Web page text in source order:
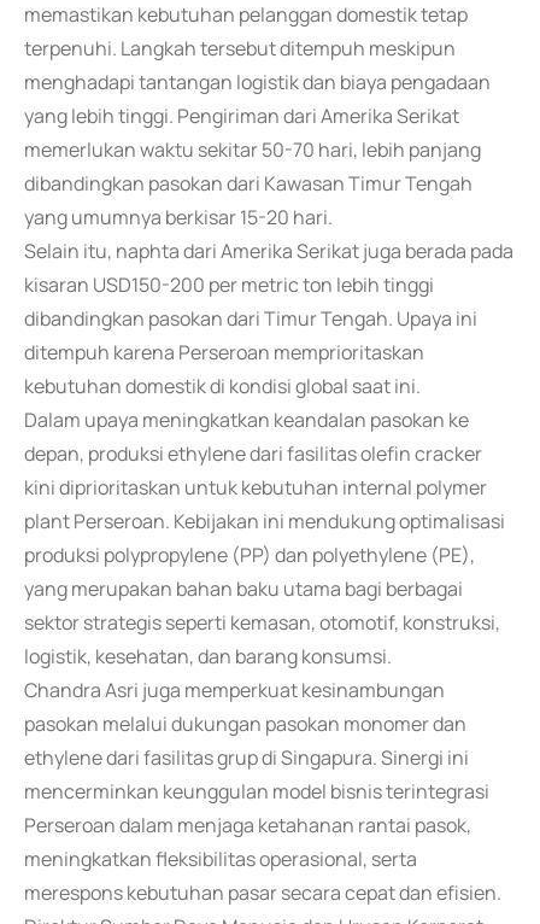
memastikan kebutuhan pelanggan domestik tetap
terpenuhi. Langkah tersebut ditempuh meskipun
menghadapi tantangan logistik dan biaya pengadaan
yang lebih tinggi. Pengiriman dari Amerika Serikat
memerlukan waktu sekitar 50-70 hari, lebih panjang
dibandingkan pasokan dari Kawasan Timur Tengah
yang umumnya berkisar 15-20 hari.
Selain itu, naphta dari Amerika Serikat juga berada pada
kisaran USD150-200 per metric ton lebih tinggi
dibandingkan pasokan dari Timur Tengah. Upaya ini
ditempuh karena Perseroan memprioritaskan
kebutuhan domestik di kondisi global saat ini.
Dalam upaya meningkatkan keandalan pasokan ke
depan, produksi ethylene dari fasilitas olefin cracker
kini diprioritaskan untuk kebutuhan internal polymer
plant Perseroan. Kebijakan ini mendukung optimalisasi
produksi polypropylene (PP) dan polyethylene (PE),
yang merupakan bahan baku utama bagi berbagai
sektor strategis seperti kemasan, otomotif, konstruksi,
logistik, kesehatan, dan barang konsumsi.
Chandra Asri juga memperkuat kesinambungan
pasokan melalui dukungan pasokan monomer dan
ethylene dari fasilitas grup di Singapura. Sinergi ini
mencerminkan keunggulan model bisnis terintegrasi
Perseroan dalam menjaga ketahanan rantai pasok,
meningkatkan fleksibilitas operasional, serta
merespons kebutuhan pasar secara cepat dan efisien.